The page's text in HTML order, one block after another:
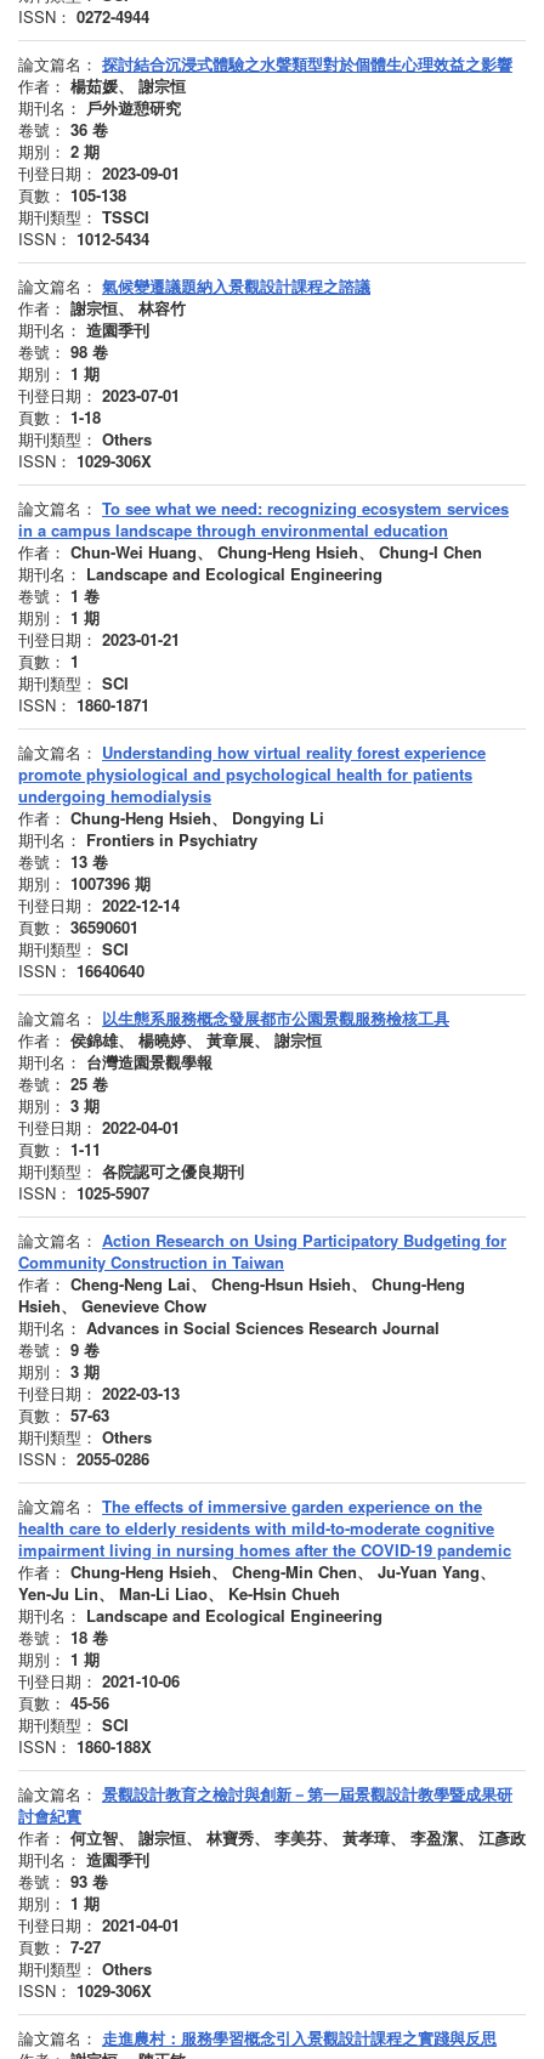
ISSN： 0272-4944
論文篇名： 探討結合沉浸式體驗之水聲類型對於個體生心理效益之影響
作者： 楊茹媛、 謝宗恒
期刊名： 戶外遊憩研究
卷號： 36 卷
期別： 2 期
刊登日期： 2023-09-01
頁數： 105-138
期刊類型： TSSCI
ISSN： 1012-5434
論文篇名： 氣候變遷議題納入景觀設計課程之諮議
作者： 謝宗恒、 林容竹
期刊名： 造園季刊
卷號： 98 卷
期別： 1 期
刊登日期： 2023-07-01
頁數： 1-18
期刊類型： Others
ISSN： 1029-306X
論文篇名： To see what we need: recognizing ecosystem services
in a campus landscape through environmental education
作者： Chun‐Wei Huang、 Chung‐Heng Hsieh、 Chung‐I Chen
期刊名： Landscape and Ecological Engineering
卷號： 1 卷
期別： 1 期
刊登日期： 2023-01-21
頁數： 1
期刊類型： SCI
ISSN： 1860-1871
論文篇名： Understanding how virtual reality forest experience
promote physiological and psychological health for patients
undergoing hemodialysis
作者： Chung-Heng Hsieh、 Dongying Li
期刊名： Frontiers in Psychiatry
卷號： 13 卷
期別： 1007396 期
刊登日期： 2022-12-14
頁數： 36590601
期刊類型： SCI
ISSN： 16640640
論文篇名： 以生態系服務概念發展都市公園景觀服務檢核工具
作者： 侯錦雄、 楊曉婷、 黃章展、 謝宗恒
期刊名： 台灣造園景觀學報
卷號： 25 卷
期別： 3 期
刊登日期： 2022-04-01
頁數： 1-11
期刊類型： 各院認可之優良期刊
ISSN： 1025-5907
論文篇名： Action Research on Using Participatory Budgeting for
Community Construction in Taiwan
作者： Cheng-Neng Lai、 Cheng-Hsun Hsieh、 Chung-Heng
Hsieh、 Genevieve Chow
期刊名： Advances in Social Sciences Research Journal
卷號： 9 卷
期別： 3 期
刊登日期： 2022-03-13
頁數： 57-63
期刊類型： Others
ISSN： 2055-0286
論文篇名： The effects of immersive garden experience on the
health care to elderly residents with mild‑to‑moderate cognitive
impairment living in nursing homes after the COVID‑19 pandemic
作者： Chung-Heng Hsieh、 Cheng‑Min Chen、 Ju-Yuan Yang、
Yen-Ju Lin、 Man-Li Liao、 Ke-Hsin Chueh
期刊名： Landscape and Ecological Engineering
卷號： 18 卷
期別： 1 期
刊登日期： 2021-10-06
頁數： 45-56
期刊類型： SCI
ISSN： 1860-188X
論文篇名： 景觀設計教育之檢討與創新－第一屆景觀設計教學暨成果研
討會紀實
作者： 何立智、 謝宗恒、 林寶秀、 李美芬、 黃孝璋、 李盈潔、 江彥政
期刊名： 造園季刊
卷號： 93 卷
期別： 1 期
刊登日期： 2021-04-01
頁數： 7-27
期刊類型： Others
ISSN： 1029-306X
論文篇名： 走進農村：服務學習概念引入景觀設計課程之實踐與反思